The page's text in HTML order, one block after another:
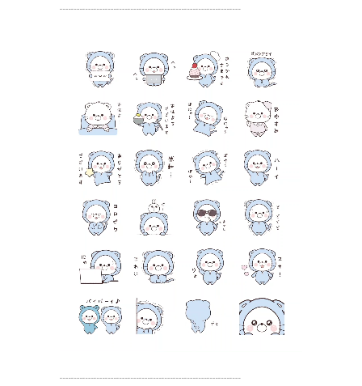
┈┈┈┈┈┈┈┈┈┈┈┈┈┈┈┈
┈┈┈┈┈┈┈┈┈┈┈┈┈┈┈┈